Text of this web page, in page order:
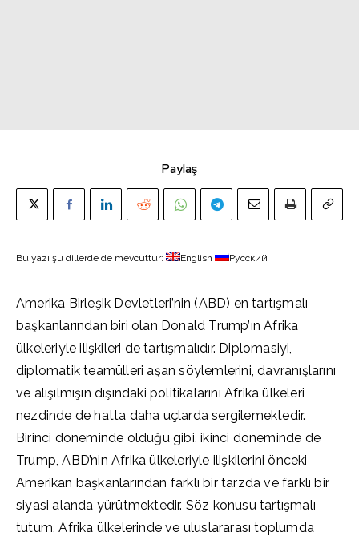
Paylaş
Bu yazı şu dillerde de mevcuttur: English Русский
Amerika Birleşik Devletleri’nin (ABD) en tartışmalı
başkanlarından biri olan Donald Trump’ın Afrika
ülkeleriyle ilişkileri de tartışmalıdır. Diplomasiyi,
diplomatik teamülleri aşan söylemlerini, davranışlarını
ve alışılmışın dışındaki politikalarını Afrika ülkeleri
nezdinde de hatta daha uçlarda sergilemektedir.
Birinci döneminde olduğu gibi, ikinci döneminde de
Trump, ABD’nin Afrika ülkeleriyle ilişkilerini önceki
Amerikan başkanlarından farklı bir tarzda ve farklı bir
siyasi alanda yürütmektedir. Söz konusu tartışmalı
tutum, Afrika ülkelerinde ve uluslararası toplumda